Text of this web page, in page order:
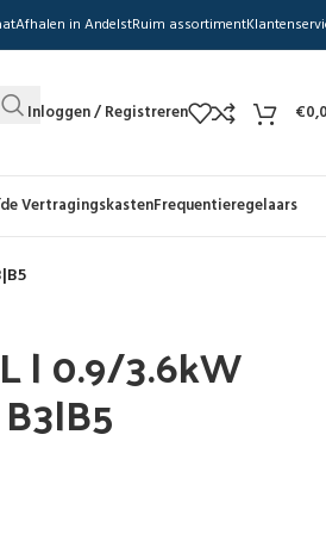
Afhalen in AndelstRuim assortiment
Inloggen / Registreren €
VertragingskastenFrequentieregelaars
| 0.9/3.6kW